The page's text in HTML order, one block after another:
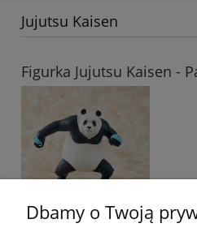
Jujutsu Kaisen
Figurka Jujutsu Kaisen -
Dbamy o Twoją